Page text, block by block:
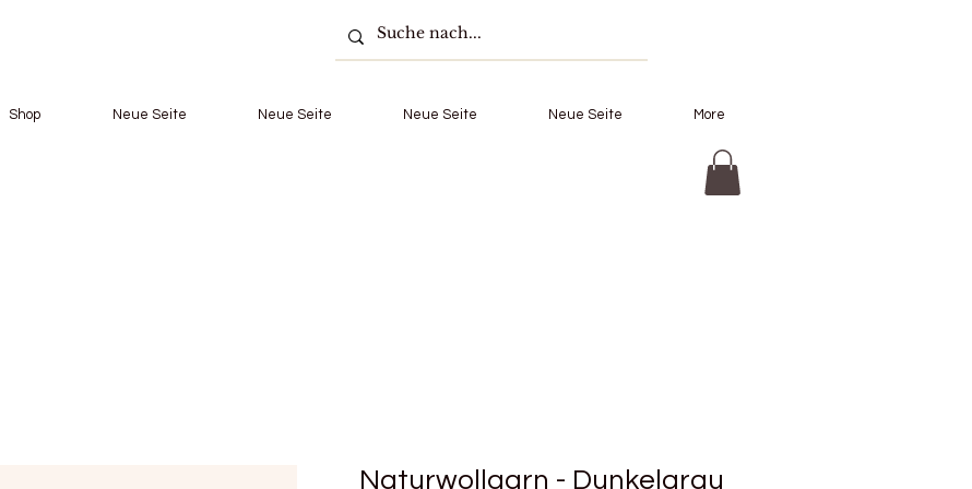
Shop Neue Seite Neue Seite Neue Seite Neue Seite More
Naturwollgarn - Dunkelgrau